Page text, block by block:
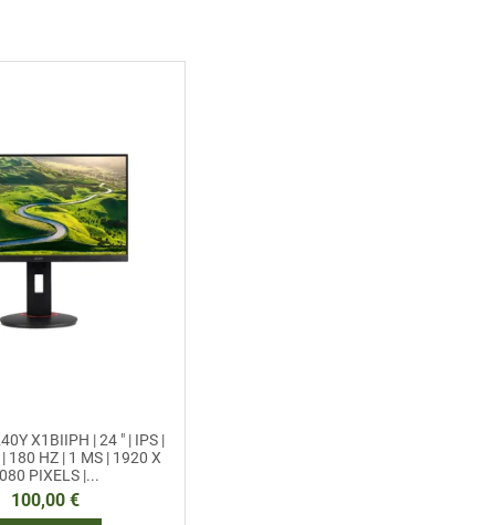
X1BIIPH | 24 " | IPS |
180 HZ | 1 MS | 1920 X
PIXELS |...
100,00 €